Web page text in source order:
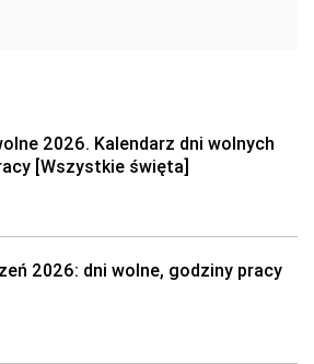
2026. Kalendarz dni wolnych
[Wszystkie święta]
2026: dni wolne, godziny pracy